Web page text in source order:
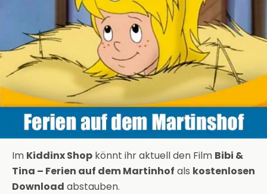
Im Kiddinx Shop könnt ihr aktuell den Film Bibi &
Tina – Ferien auf dem Martinhof als kostenlosen
Download abstauben.